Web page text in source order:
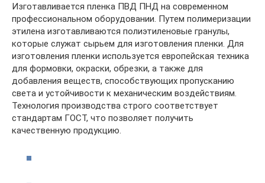
Изготавливается пленка ПВД ПНД на современном
профессиональном оборудовании. Путем полимеризации
этилена изготавливаются полиэтиленовые гранулы,
которые служат сырьем для изготовления пленки. Для
изготовления пленки используется европейская техника
для формовки, окраски, обрезки, а также для
добавления веществ, способствующих пропусканию
света и устойчивости к механическим воздействиям.
Технология производства строго соответствует
стандартам ГОСТ, что позволяет получить
качественную продукцию.